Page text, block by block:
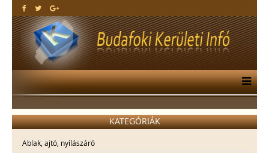
KATEGÓRIÁK
Ablak, ajtó, nyílászáró